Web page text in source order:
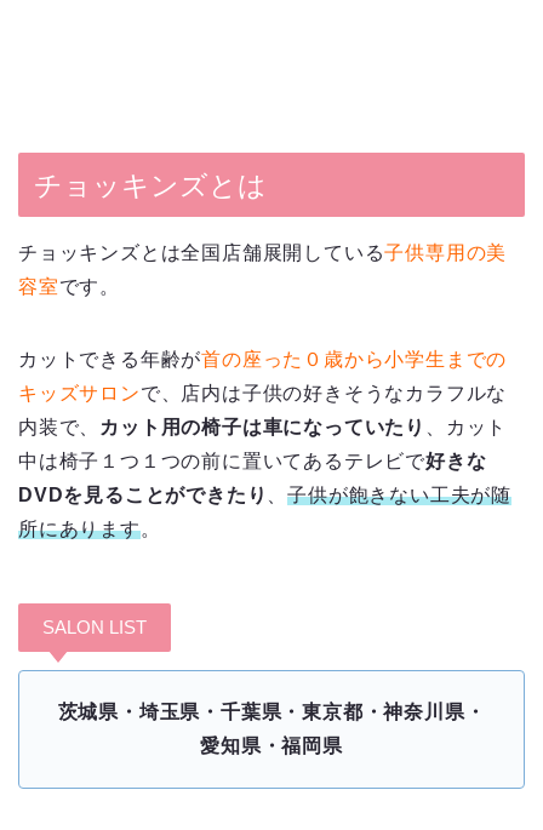
チョッキンズとは
チョッキンズとは全国店舗展開している子供専用の美
容室です。
カットできる年齢が首の座った０歳から小学生までの
キッズサロンで、店内は子供の好きそうなカラフルな
内装で、 カット用の椅子は車になっていたり 、カット
中は椅子１つ１つの前に置いてあるテレビで好きな
DVDを見ることができたり 、子供が飽きない工夫が随
所にあります。
SALON LIST
茨城県・埼玉県・千葉県・東京都・神奈川県・
愛知県・福岡県